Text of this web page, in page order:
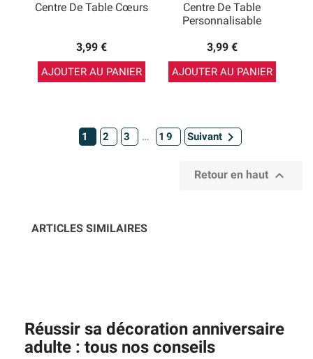
Centre De Table Cœurs
3,99 €
AJOUTER AU PANIER
Centre De Table
Personnalisable
3,99 €
AJOUTER AU PANIER
1 2 3 … 19 Suivant
Retour en haut 
ARTICLES SIMILAIRES
Réussir sa décoration anniversaire
adulte : tous nos conseils